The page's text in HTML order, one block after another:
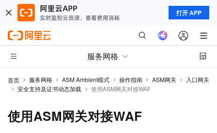
打开 APP
服务网格
首页 服务网格 ASM Ambient模式 操作指南 ASM网关
入口网关
安全支持及证书动态加载
使用ASM网关对接WAF
使用ASM网关对接WAF